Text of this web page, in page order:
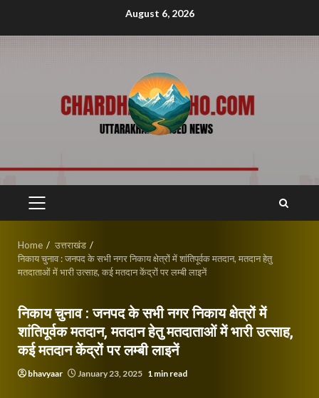
August 6, 2026
PRIMARY
Home
उत्तराखंड
निकाय चुनाव : जनपद के सभी नगर निकाय क्षेत्रों में शांतिपूर्वक मतदान, मतदान हेतु
मतदाताओं में भारी उत्साह, कई मतदान केंद्रों पर लम्बी लाइनें
निकाय चुनाव : जनपद के सभी नगर निकाय क्षेत्रों में
शांतिपूर्वक मतदान, मतदान हेतु मतदाताओं में भारी उत्साह,
कई मतदान केंद्रों पर लम्बी लाइनें
bhavyaar January 23, 2025 1 min read